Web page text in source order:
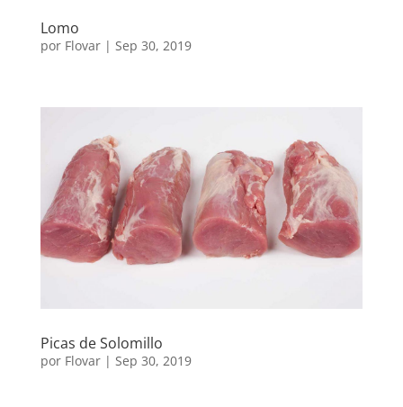
Lomo
por Flovar| Sep 30, 2019
Picas de Solomillo
por Flovar| Sep 30, 2019